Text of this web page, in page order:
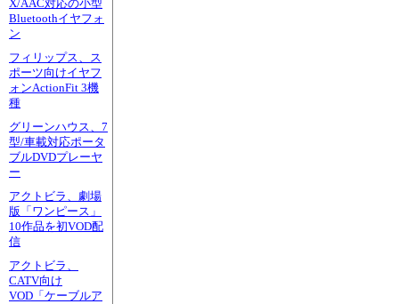
X/AAC対応の小型
Bluetoothイヤフォ
ン
フィリップス、ス
ポーツ向けイヤフ
ォンActionFit 3機
種
グリーンハウス、7
型/車載対応ポータ
ブルDVDプレーヤ
ー
アクトビラ、劇場
版「ワンピース」
10作品を初VOD配
信
アクトビラ、
CATV向け
VOD「ケーブルア